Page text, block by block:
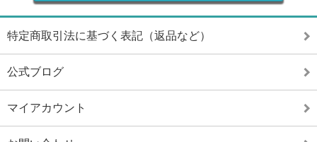
特定商取引法に基づく表記（返品など）
公式ブログ
マイアカウント